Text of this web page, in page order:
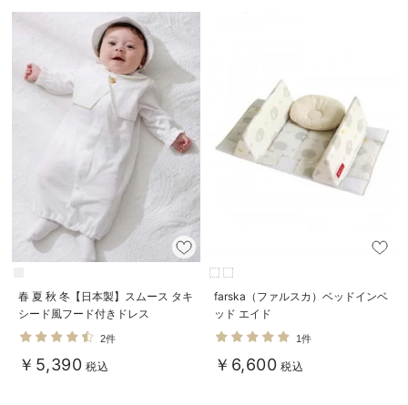
春 夏 秋 冬【日本製】スムース タキ
シード風フード付きドレス
2件
￥5,390 税込
farska（ファルスカ）ベッドインベ
ッド エイド
1件
￥6,600 税込